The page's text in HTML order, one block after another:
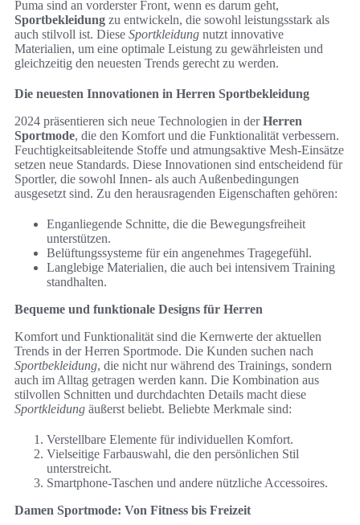
Puma sind an vorderster Front, wenn es darum geht,
Sportbekleidung zu entwickeln, die sowohl leistungsstark als
auch stilvoll ist. Diese Sportkleidung nutzt innovative
Materialien, um eine optimale Leistung zu gewährleisten und
gleichzeitig den neuesten Trends gerecht zu werden.
Die neuesten Innovationen in Herren Sportbekleidung
2024 präsentieren sich neue Technologien in derHerren
Sportmode, die den Komfort und die Funktionalität verbessern.
Feuchtigkeitsableitende Stoffe und atmungsaktive Mesh-Einsätze
setzen neue Standards. Diese Innovationen sind entscheidend für
Sportler, die sowohl Innen- als auch Außenbedingungen
ausgesetzt sind. Zu den herausragenden Eigenschaften gehören:
Enganliegende Schnitte, die die Bewegungsfreiheit
unterstützen.
Belüftungssysteme für ein angenehmes Tragegefühl.
Langlebige Materialien, die auch bei intensivem Training
standhalten.
Bequeme und funktionale Designs für Herren
Komfort und Funktionalität sind die Kernwerte der aktuellen
Trends in der Herren Sportmode. Die Kunden suchen nach
Sportbekleidung, die nicht nur während des Trainings, sondern
auch im Alltag getragen werden kann. Die Kombination aus
stilvollen Schnitten und durchdachten Details macht diese
Sportkleidung äußerst beliebt. Beliebte Merkmale sind:
Verstellbare Elemente für individuellen Komfort.
Vielseitige Farbauswahl, die den persönlichen Stil
unterstreicht.
Smartphone-Taschen und andere nützliche Accessoires.
Damen Sportmode: Von Fitness bis Freizeit